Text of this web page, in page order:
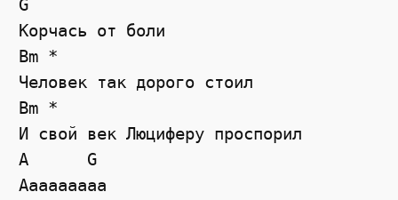
G
Корчась от боли
Bm *
Человек так дорого стоил
Bm *
И свой век Люциферу проспорил
A      G
Ааааааааа